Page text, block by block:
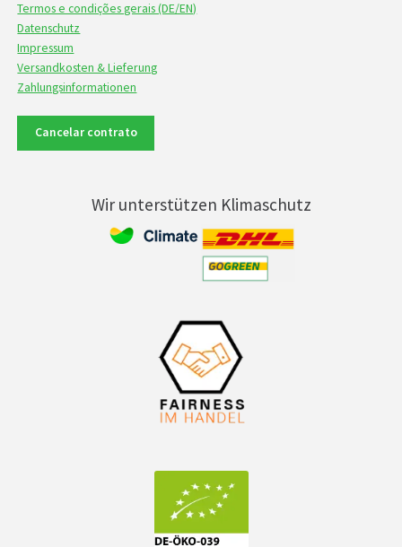
Termos e condições gerais (DE/EN)
Datenschutz
Impressum
Versandkosten & Lieferung
Zahlungsinformationen
Cancelar contrato
Wir unterstützen Klimaschutz